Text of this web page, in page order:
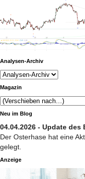
Analysen-Archiv
Magazin
Neu im Blog
04.04.2026 - Update des
Der Osterhase hat eine
gelegt.
Anzeige